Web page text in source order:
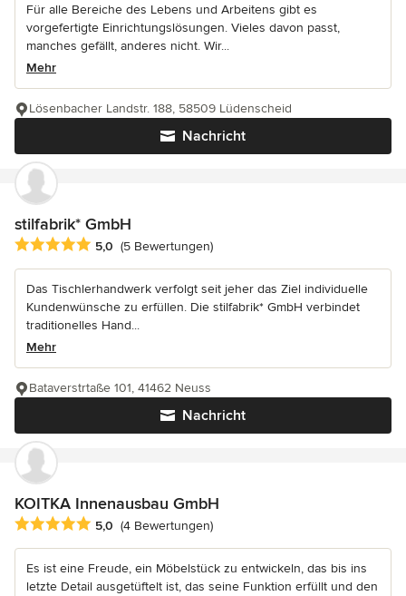
Für alle Bereiche des Lebens und Arbeitens gibt es
vorgefertigte Einrichtungslösungen. Vieles davon passt,
manches gefällt, anderes nicht. Wir...
Mehr
Nachricht
Lösenbacher Landstr. 188, 58509 Lüdenscheid
stilfabrik* GmbH
Durchschnittliche Bewertung: 5 von 5 Sternen
5,0 (5 Bewertungen)
Das Tischlerhandwerk verfolgt seit jeher das Ziel individuelle
Kundenwünsche zu erfüllen. Die stilfabrik* GmbH verbindet
traditionelles Hand...
Mehr
Nachricht
Bataverstrtaße 101, 41462 Neuss
KOITKA Innenausbau GmbH
Durchschnittliche Bewertung: 5 von 5 Sternen
5,0 (4 Bewertungen)
Es ist eine Freude, ein Möbelstück zu entwickeln, das bis ins
letzte Detail ausgetüftelt ist, das seine Funktion erfüllt und den